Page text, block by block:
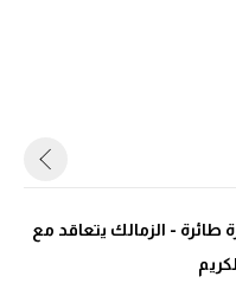
طائرة - الزمالك يتعاقد مع